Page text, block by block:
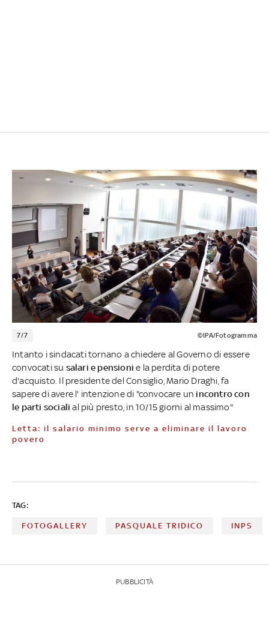
7/7 ©IPA/Fotogramma
Intanto i sindacati tornano a chiedere al Governo di essere
convocati su salari e pensioni e la perdita di potere
d'acquisto. Il presidente del Consiglio, Mario Draghi, fa
sapere di avere l' intenzione di "convocare un incontro con
le parti socialial più presto, in 10/15 giorni al massimo"
Letta: il salario minimo serve a eliminare il lavoro
povero
TAG:
FOTOGALLERY PASQUALE TRIDICO INPS
PUBBLICITÀ